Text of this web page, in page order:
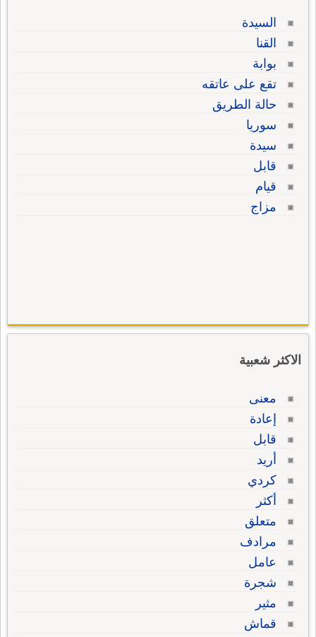
السيدة
القنا
بوابة
تقع على عاتقه
حالة الطريق
سوريا
سيدة
قابل
قيام
مزاج
الاكثر شعبية
معنى
إعادة
قابل
أريد
كردي
أكثر
متعلق
مرادف
عامل
شجرة
مثير
قماش